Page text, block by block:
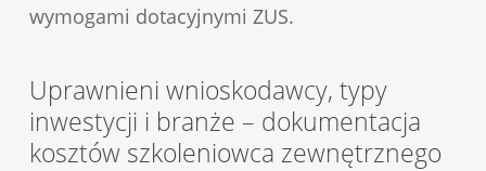
wymogami dotacyjnymi ZUS.
Uprawnieni wnioskodawcy, typy
inwestycji i branże – dokumentacja
kosztów szkoleniowca zewnętrznego